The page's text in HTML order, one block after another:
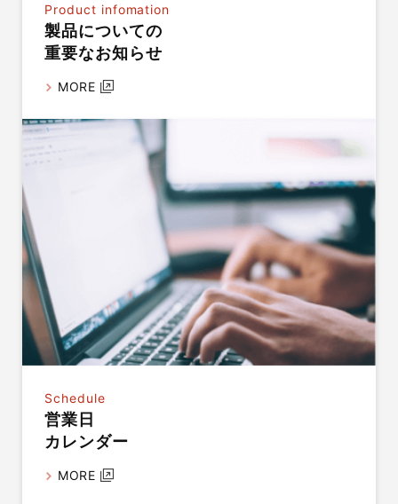
Product infomation
製品についての
重要なお知らせ
MORE
Schedule
営業日
カレンダー
MORE